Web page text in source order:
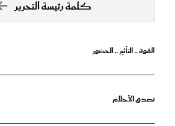
كلمة رئيسة التحرير
القوة .. التأثير .. الحضور
تصدق الأحلام